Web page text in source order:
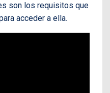
son los requisitos que
acceder a ella.